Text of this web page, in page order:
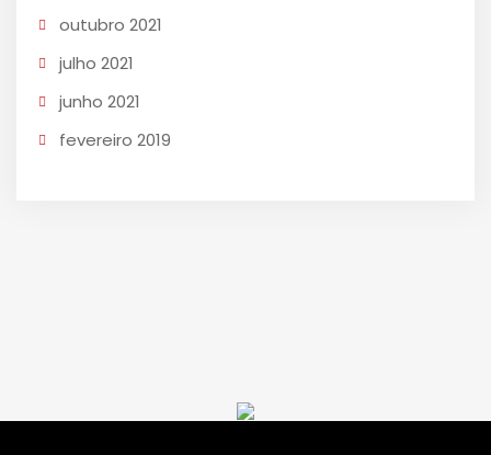
outubro 2021
julho 2021
junho 2021
fevereiro 2019